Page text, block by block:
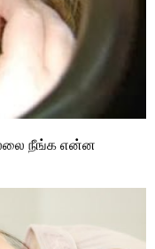
நீங்க என்ன